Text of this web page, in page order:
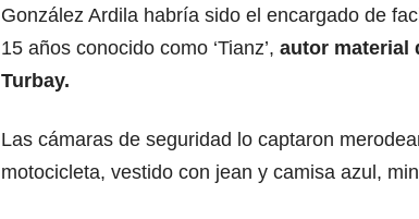
González Ardila habría sido el encargado de
15 años conocido como ‘Tianz’, autor material
Turbay.
Las cámaras de seguridad lo captaron
motocicleta, vestido con jean y camisa azul,